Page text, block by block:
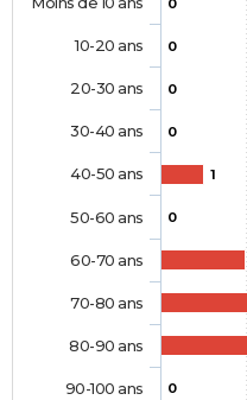
0
0
0
1
0
0
10-20 ans
20-30 ans
30-40 ans
40-50 ans
50-60 ans
60-70 ans
70-80 ans
80-90 ans
90-100 ans